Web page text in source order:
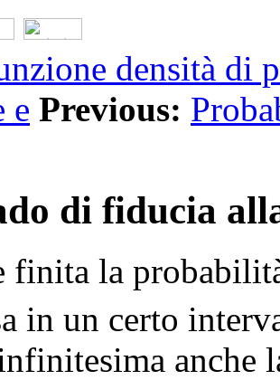
densità di
e Previous:
di fiducia
finita la
in un certo
anche